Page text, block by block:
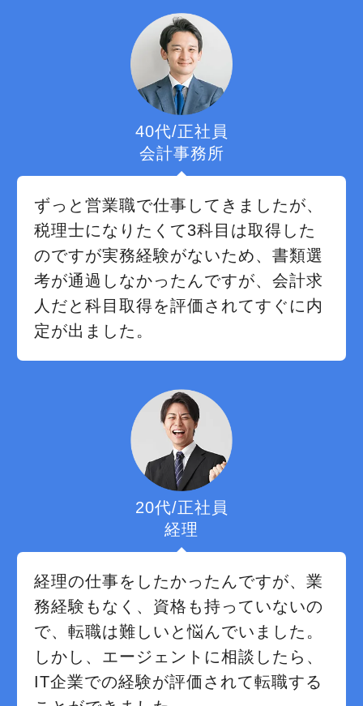
40代/正社員
会計事務所
ずっと営業職で仕事してきましたが、
税理士になりたくて3科目は取得した
のですが実務経験がないため、書類選
考が通過しなかったんですが、会計求
人だと科目取得を評価されてすぐに内
定が出ました。
20代/正社員
経理
経理の仕事をしたかったんですが、業
務経験もなく、資格も持っていないの
で、転職は難しいと悩んでいました。
しかし、エージェントに相談したら、
IT企業での経験が評価されて転職する